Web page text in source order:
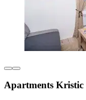
Apartments Kristic